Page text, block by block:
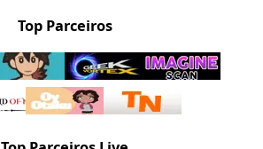
Top Parceiros